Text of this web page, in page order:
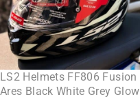
LS2 Helmets FF806 Fusion
Ares Black White Grey Glow